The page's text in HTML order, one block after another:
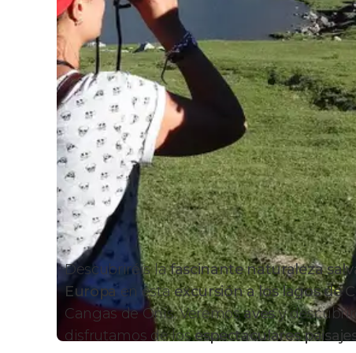
Descubriréis lafascinante naturaleza
Europaen estaexcursión a los lagos de
Cangas de Onís. Veremosavesy
disfrutamos de losespectaculares